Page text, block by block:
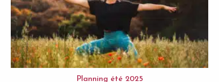
Planning été 2025